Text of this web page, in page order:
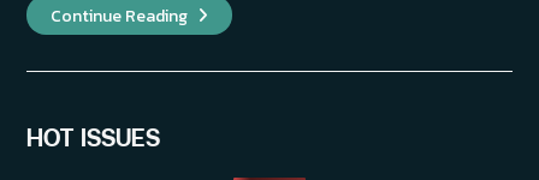
Continue Readingเรื่อง
ย่อ
รีส์
HOT ISSUES